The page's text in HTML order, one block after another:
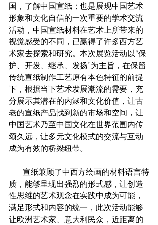
国，了解中国宣纸；也是展现中国艺术
形象和文化自信的一次重要的学术交流
活动，中国宣纸材料在艺术上所带来的
视觉感受的不同，已赢得了许多西方艺
术家去探索和研究。本次展览活动以“保
护、开发、继承、发扬”为主旨，在保留
传统宣纸制作工艺原有本色特征的前提
下，根据当下艺术发展潮流的需要，充
分展示其潜在的内涵和文化价值，让古
老的宣纸产品找到新的市场和空间，让
中国艺术乃至中国文化在世界范围内传
颂久远，让多元文化模式的交流与互动
成为有效的桥梁纽带。
质，能够呈现出强烈的形式感，让创造
性思维的艺术观念在实践中成为可能，
满足形式和内容的统一，此次活动能够
让欧洲艺术家、意大利民众，近距离的